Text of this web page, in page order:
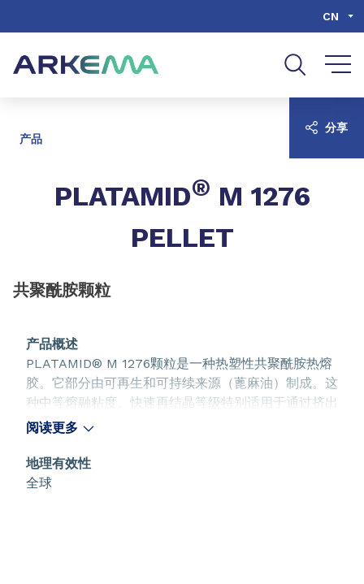
CN
产品
PLATAMID® M 1276
PELLET
共聚酰胺颗粒
产品概述
PLATAMID® M 1276颗粒是一种热塑性共聚酰胺热熔
胶。它部分由可再生和可持续来源（蓖麻油）制成。这
种中等熔融粘度、快速再结晶等级特别适用于通过挤出
法制造网、网眼、单丝和多丝以及薄膜。它表现出强烈
PU等。 - 各种极性基材（热塑性、热固性、金属、天
然纤维等）。 密集层的PLATAMID® M 1276颗粒被认
阅读更多
地理有效性
全球
分享